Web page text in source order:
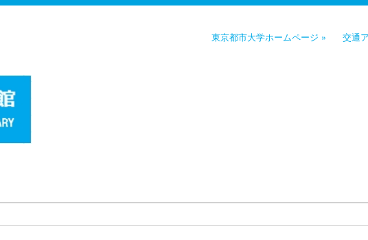
東京都市大学ホームページ » 交通